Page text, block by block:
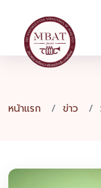
หน้าแรก ข่าว